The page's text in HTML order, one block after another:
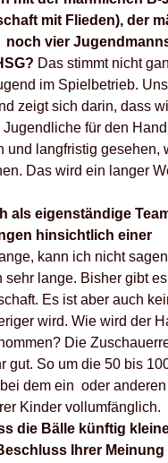
mit Flieden), der
vier
Das stimmt nicht
im Spielbetrieb.
zeigt sich darin, dass
für den
und langfristig gesehen,
Das wird ein langer
als eigenständige
hinsichtlich einer
kann ich nicht
lange. Bisher gibt
Es ist aber auch
wird. Wie wird der
Die
gut. So um die 50 bis
dem ein oder
Kinder vollumfänglich.
die Bälle künftig
Ihrer